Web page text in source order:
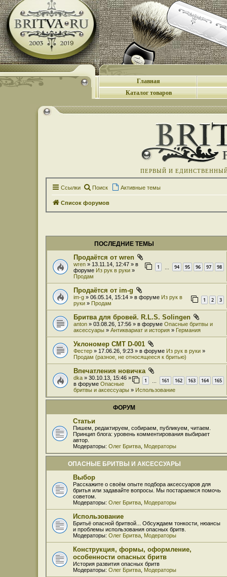
Главная
Каталог товаров
ПЕРВЫЙ И
Ссылки Поиск Активные темы
Список форумов
ПОСЛЕДНИЕ ТЕМЫ
Продаётся от wren
1 94 95 96 97 98
wren » 13.11.14, 12:47 » в
форуме Из рук в руки »
Продам
Продаётся от im-g
1 2 3
im-g » 06.05.14, 15:14 » в форуме Из рук в
руки » Продам
Бритва для бровей. R.L.S. Solingen
anton » 03.08.26, 17:56 » в форуме Опасные бритвы и
аксессуары » Антиквариат и история » Германия
Уклономер СМТ D-001
Фестер » 17.06.26, 9:23 » в форуме Из рук в руки »
Продам (разное, не относящееся к бритью)
Впечатления новичка
1 161 162 163 164 165
dka » 30.10.13, 15:46 »
в форуме Опасные
бритвы и аксессуары » Использование
ФОРУМ
Статьи
Пишем, редактируем, собираем, публикуем, читаем.
Принцип блога: уровень комментирования выбирает
автор.
Модераторы: Олег Бритва Модераторы
ОПАСНЫЕ БРИТВЫ И АКСЕССУАРЫ
Выбор
Расскажите о своём опыте подбора аксессуаров для
бритья или задавайте вопросы. Мы постараемся помочь
советом.
Модераторы: Олег Бритва Модераторы
Использование
Бритьё опасной бритвой... Обсуждаем тонкости, нюансы
и проблемы использования опасных бритв.
Модераторы: Олег Бритва Модераторы
Конструкция, формы, оформление,
особенности опасных бритв
История развития опасных бритв
Модераторы: Олег Бритва Модераторы